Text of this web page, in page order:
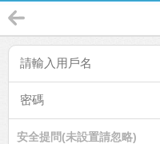
安全提問(未設置請忽略)